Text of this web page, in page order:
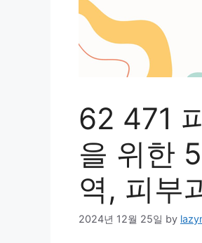
62 471
을 위한
역, 피부
2024년 12월 25일 by